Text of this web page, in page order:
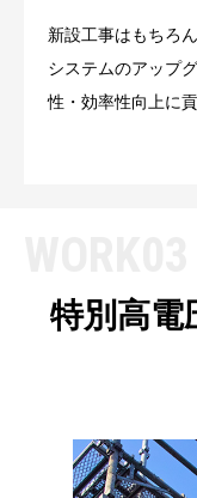
新設工事はもちろ
システムのアップ
性・効率性向上に
特別高電